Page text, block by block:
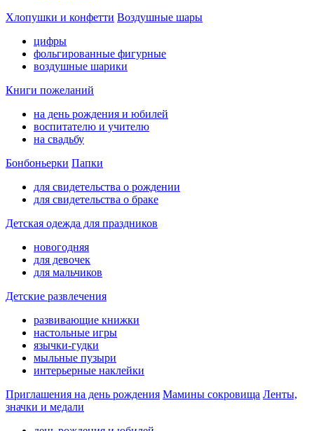
Хлопушки и конфетти Воздушные шары
цифры
фольгированные фигурные
воздушные шарики
Книги пожеланий
на день рождения и юбилей
воспитателю и учителю
на свадьбу
Бонбоньерки Папки
для свидетельства о рождении
для свидетельства о браке
Детская одежда для праздников
новогодняя
для девочек
для мальчиков
Детские развлечения
развивающие книжки
настольные игры
язычки-гудки
мыльные пузыри
интерьерные наклейки
Приглашения на день рождения Мамины сокровища Ленты,
значки и медали